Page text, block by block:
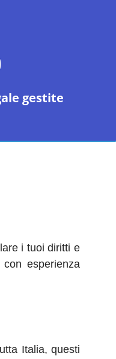
gestite
i tuoi diritti e
esperienza
Italia, questi